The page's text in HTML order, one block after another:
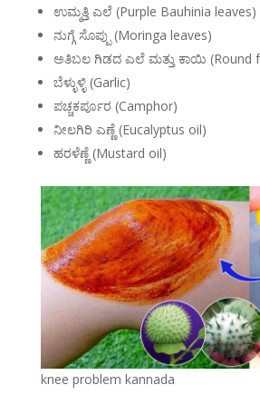
ಉಮ್ಮತ್ತಿ ಎಲೆ (Purple Bauhinia leaves)
ನುಗ್ಗೆ ಸೊಪ್ಪು (Moringa leaves)
ಅತಿಬಲ ಗಿಡದ ಎಲೆ ಮತ್ತು ಕಾಯಿ (Round
ಬೆಳ್ಳುಳ್ಳಿ (Garlic)
ಪಚ್ಚಕರ್ಪೂರ (Camphor)
ನೀಲಗಿರಿ ಎಣ್ಣೆ (Eucalyptus oil)
ಹರಳೆಣ್ಣೆ (Mustard oil)
knee problem kannada